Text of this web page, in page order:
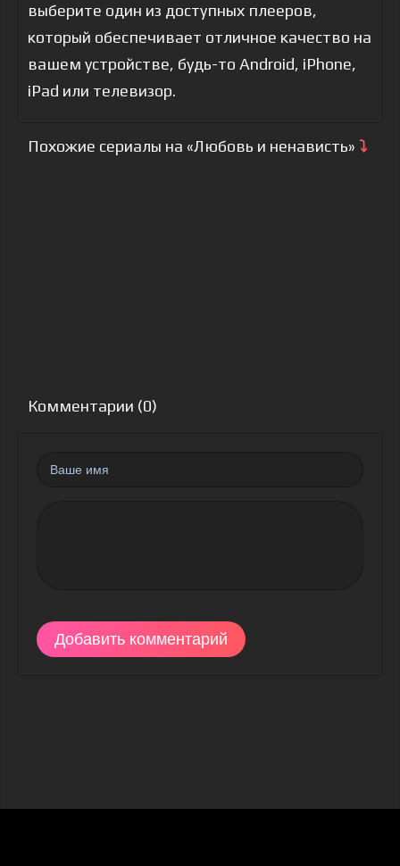
выберите один из доступных плееров,
который обеспечивает отличное качество на
вашем устройстве, будь-то Android, iPhone,
iPad или телевизор.
Похожие сериалы на «Любовь и ненависть» ⤵
Комментарии (0)
Добавить комментарий